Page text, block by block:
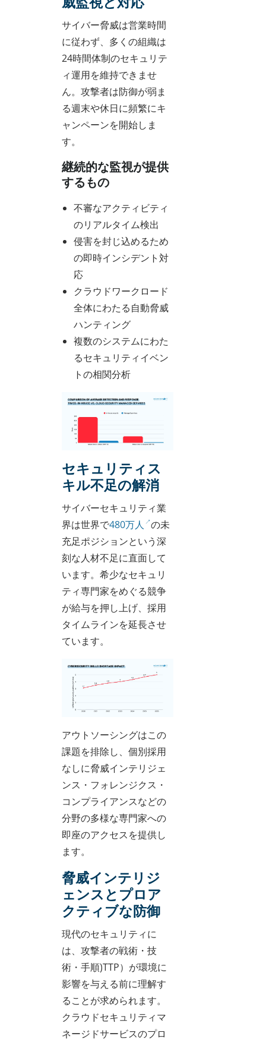
サイバー脅威は営業時間
に従わず、多くの組織は
24時間体制のセキュリテ
ィ運用を維持できませ
ん。攻撃者は防御が弱ま
る週末や休日に頻繁にキ
ャンペーンを開始しま
す。
継続的な監視が提供
するもの
不審なアクティビティ
のリアルタイム検出
侵害を封じ込めるため
の即時インシデント対
応
クラウドワークロード
全体にわたる自動脅威
ハンティング
複数のシステムにわた
るセキュリティイベン
トの相関分析
セキュリティス
キル不足の解消
サイバーセキュリティ業
界は世界で480万人 の未
充足ポジションという深
刻な人材不足に直面して
います。希少なセキュリ
ティ専門家をめぐる競争
が給与を押し上げ、採用
タイムラインを延長させ
ています。
アウトソーシングはこの
課題を排除し、個別採用
なしに脅威インテリジェ
ンス・フォレンジクス・
コンプライアンスなどの
分野の多様な専門家への
即座のアクセスを提供し
ます。
脅威インテリジ
ェンスとプロア
クティブな防御
現代のセキュリティに
は、攻撃者の戦術・技
術・手順)TTP）が環境に
影響を与える前に理解す
ることが求められます。
クラウドセキュリティマ
ネージドサービスのプロ